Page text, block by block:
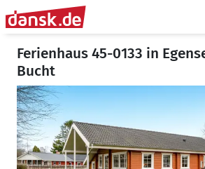
Ferienhaus 45-0133 in
Bucht